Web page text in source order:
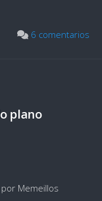
6 comentarios
plano
por Memeillos